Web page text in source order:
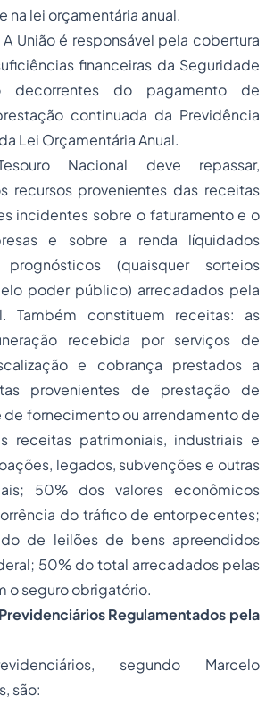
na lei orçamentária anual.
União é responsável pela cobertura
financeiras da Seguridade
decorrentes do pagamento de
continuada da Previdência
Lei Orçamentária Anual.
Nacional deve repassar,
recursos provenientes das receitas
incidentes sobre o faturamento e o
e sobre a renda líquidados
(quaisquer sorteios
poder público) arrecadados pela
Também constituem receitas: as
recebida por serviços de
e cobrança prestados a
provenientes de prestação de
de fornecimento ou arrendamento de
receitas patrimoniais, industriais e
legados, subvenções e outras
50% dos valores econômicos
do tráfico de entorpecentes;
de leilões de bens apreendidos
50% do total arrecadados pelas
o seguro obrigatório.
Regulamentados pela
segundo Marcelo
são: